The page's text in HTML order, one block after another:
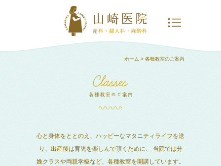
ホーム > 各種教室のご案内
心と身体をととのえ、ハッピーなマタニティライフを送
り、出産後は育児を楽しんで頂くために、
当院では分
娩クラスや両親学級など、各種教室を開講しています。